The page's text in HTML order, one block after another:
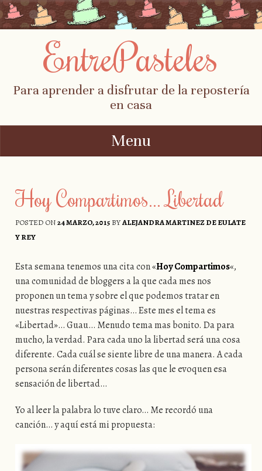
EntrePasteles
Para aprender a disfrutar de la repostería
en casa
Menu
Hoy Compartimos… Libertad
POSTED ON24 MARZO, 2015BYALEJANDRA MARTINEZ DE EULATE
Y REY
Esta semana tenemos una cita con «Hoy Compartimos«,
una comunidad de bloggers a la que cada mes nos
proponen un tema y sobre el que podemos tratar en
nuestras respectivas páginas… Este mes el tema es
«Libertad»… Guau… Menudo tema mas bonito. Da para
mucho, la verdad. Para cada uno la libertad será una cosa
diferente. Cada cuál se siente libre de una manera. A cada
persona serán diferentes cosas las que le evoquen esa
sensación de libertad…
Yo al leer la palabra lo tuve claro… Me recordó una
canción… y aquí está mi propuesta: